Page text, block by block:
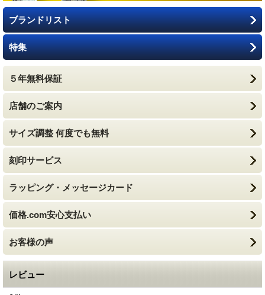
ブランドリスト
特集
５年無料保証
店舗のご案内
サイズ調整 何度でも無料
刻印サービス
ラッピング・メッセージカード
価格.com安心支払い
お客様の声
レビュー